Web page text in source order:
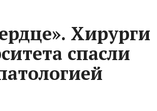
Хирурги
спасли